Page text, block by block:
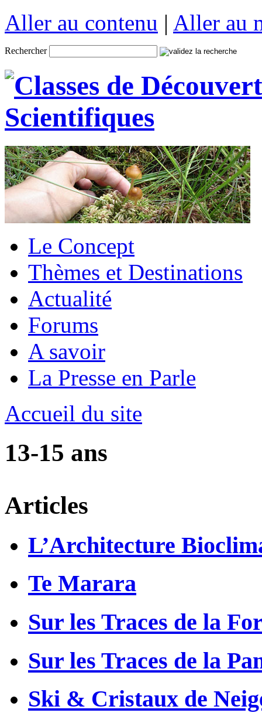
Aller au contenu | Aller au
Rechercher
Le Concept
Thèmes et Destinations
Actualité
Forums
A savoir
La Presse en Parle
Accueil du site
13-15 ans
Articles
L’Architecture
Te Marara
Sur les Traces de la
Sur les Traces de la
Ski & Cristaux de